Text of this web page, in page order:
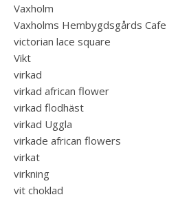
Vaxholm
Vaxholms Hembygdsgårds Cafe
victorian lace square
Vikt
virkad
virkad african flower
virkad flodhäst
virkad Uggla
virkade african flowers
virkat
virkning
vit choklad